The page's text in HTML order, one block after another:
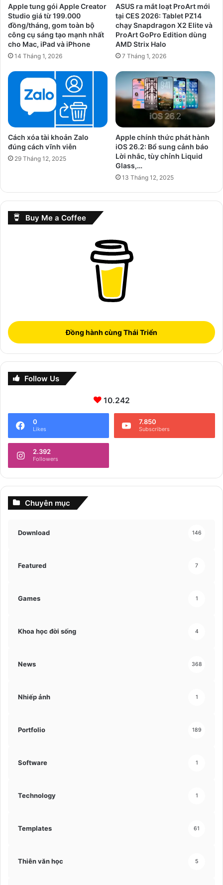
😢)
Apple tung gói Apple Creator
Studio giá từ 199.000
đồng/tháng, gom toàn bộ
công cụ sáng tạo mạnh nhất
cho Mac, iPad và iPhone
14 Tháng 1, 2026
ASUS ra mắt loạt ProArt mới
tại CES 2026: Tablet PZ14
chạy Snapdragon X2 Elite và
ProArt GoPro Edition dùng
AMD Strix Halo
7 Tháng 1, 2026
Cách xóa tài khoản Zalo
đúng cách vĩnh viễn
29 Tháng 12, 2025
Apple chính thức phát hành
iOS 26.2: Bổ sung cảnh báo
Lời nhắc, tùy chỉnh Liquid
Glass,…
13 Tháng 12, 2025
Buy Me a Coffee
Đồng hành cùng Thái Triển
Follow Us
10.242
0
Likes
7.850
Subscribers
2.392
Followers
Chuyên mục
Download 146
Featured 7
Games 1
Khoa học đời sống 4
News 368
Nhiếp ảnh 1
Portfolio 189
Software 1
Technology 1
Templates 61
Thiên văn học 5